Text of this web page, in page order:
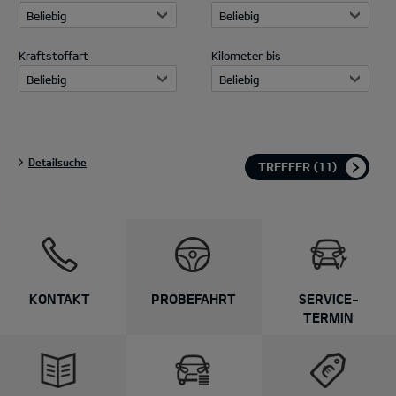
Beliebig
Beliebig
Kraftstoffart
Beliebig
Kilometer bis
Beliebig
Detailsuche TREFFER (11)
KONTAKT PROBEFAHRT
SERVICE-
TERMIN
Kia und e-
mobilio.
Lass dich zur E-Mobilität
Zum EV Berater